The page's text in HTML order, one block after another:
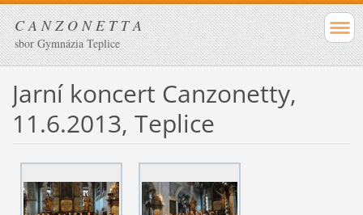
C A N Z O N E T T A
sbor Gymnázia Teplice
Jarní koncert Canzonetty,
11.6.2013, Teplice